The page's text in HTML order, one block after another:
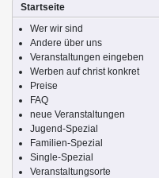
Startseite
Wer wir sind
Andere über uns
Veranstaltungen eingeben
Werben auf christ konkret
Preise
FAQ
neue Veranstaltungen
Jugend-Spezial
Familien-Spezial
Single-Spezial
Veranstaltungsorte